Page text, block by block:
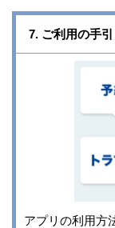
7. ご利用の手引
アプリの利用方